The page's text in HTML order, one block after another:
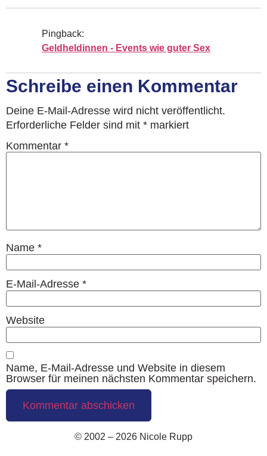
Pingback:
Geldheldinnen - Events wie guter Sex
Schreibe einen Kommentar
Deine E-Mail-Adresse wird nicht veröffentlicht.
Erforderliche Felder sind mit * markiert
Kommentar *
Name *
E-Mail-Adresse *
Website
Name, E-Mail-Adresse und Website in diesem
Browser für meinen nächsten Kommentar speichern.
© 2002 – 2026 Nicole Rupp